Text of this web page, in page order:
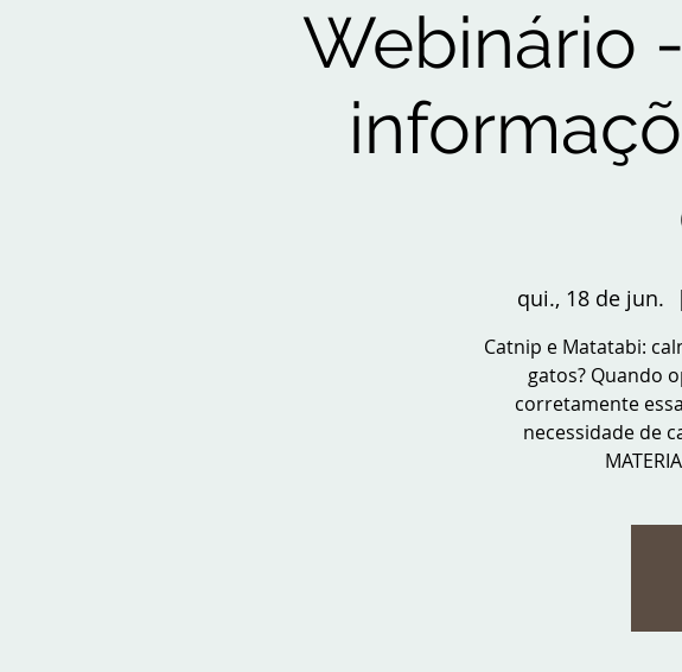
Webinário
qui., 18 de jun.
Catnip e Matatabi:
gatos? Quando
corretamente
necessidade de